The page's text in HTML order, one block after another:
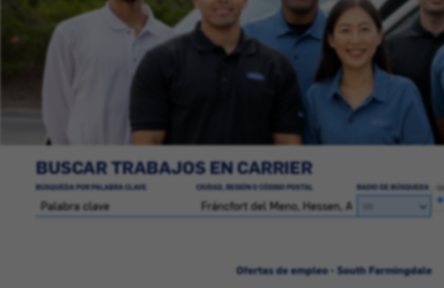
BUSCAR TRABAJOS EN CARRIER
BÚSQUEDA POR PALABRA CLAVE CIUDAD, REGIÓN O CÓDIGO POSTAL RADIO DE BÚSQUEDA
Ofertas de empleo - South Farmingdale